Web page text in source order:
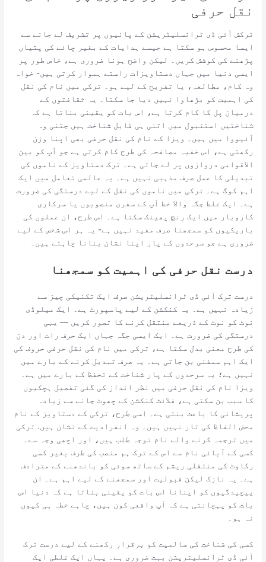
نقل حرفی
ٹرکش آئی ڈی ٹرانسلیٹریشن کے پانیوں پر تشریف لے جانے سے
ایسا محسوس ہو سکتا ہے جیسے ہدایات کے بغیر چائے کی پتیاں
پڑھنے کی کوشش کریں۔ لیکن واضح ہونا ضروری ہے، خاص طور پر
ایسی دنیا میں جہاں دستاویزات راستے ہموار کرتی ہیں- خواہ
وہ کام، مطالعہ، یا تفریح ​​کے لیے ہو۔ ترکی میں نام کی نقل
کی اہمیت کو بڑھاوا نہیں دیا جا سکتا۔ یہ ثقافتوں کے
درمیان پل کا کام کرتا ہے، اس بات کو یقینی بناتا ہے کہ
شناختیں استنبول میں اتنی ہی قابل شناخت ہیں جتنی وہ
آئیووا میں ہیں۔ ویزا کے نام کی نقل حرفی بھی اپنا وزن
رکھتی ہے، اس خفیہ مصافحہ کی طرح کام کرتی ہے جو آپ کو بین
الاقوامی دروازوں پر لے جاتی ہے۔ ترک دستاویز کے ناموں کی
تبدیلی کا عمل صرف مذہبی نہیں ہے۔ یہ عالمی تعامل میں ایک
اہم کوگ ہے۔ ترکی میں ناموں کی نقل کے لیے درستگی کی ضرورت
ہے۔ ایک غلط جگہ والا خط آپ کے سفری منصوبوں یا سرکاری
کاروبار میں ایک رنچ پھینک سکتا ہے۔ اس طرح، ان عملوں کی
باریکیوں کو سمجھنا صرف مفید نہیں ہے- یہ ہر اس شخص کے لیے
ضروری ہے جو سرحدوں کے پار اپنا نشان بنانا چاہتے ہیں۔
درست نقل حرفی کی اہمیت کو سمجھنا
درست ترک آئی ڈی ٹرانسلیٹریشن صرف ایک تکنیکی چیز سے
زیادہ نہیں ہے۔ یہ کنکشن کے لیے پاسپورٹ ہے۔ ایک میلوڈی
نوٹ کو نوٹ کے ذریعے منتقل کرنے کا تصور کریں — یہی
درستگی کی ضرورت ہے۔ ایک ایسی جگہ جہاں ایک حرف رات اور دن
کی طرح معنی بدل سکتا ہے، ترکی میں نام کی نقل حرفی حروف کی
ایک اہم سمفنی بن جاتی ہے۔ یہ صرف تبدیل کرنے کے بارے میں
نہیں ہے؛ یہ سرحدوں کے پار شناخت کے تحفظ کے بارے میں ہے۔
ویزا نام کی نقل حرفی میں نظر انداز کی گئی تفصیل ہچکیوں
کا سبب بن سکتی ہے، فلائٹ کنکشن کے چھوٹ جانے سے زیادہ
پریشانی کا باعث بنتی ہے۔ اسی طرح، ترکی کے دستاویز کے نام
محض الفاظ کی تار نہیں ہیں۔ وہ انفرادیت کے نشان ہیں. ترکی
میں ترجمہ کرنے والے نام توجہ طلب ہیں، اور اچھی وجہ سے۔
کسی کے آبائی نام سے اس کے ترک ہم منصب کی طرف بغیر کسی
رکاوٹ کی منتقلی ریشم کے ساتھ سوئی کو باندھنے کے مترادف
ہے۔ یہ نازک لیکن قبولیت اور سمجھنے کے لیے اہم ہے۔ ان
پیچیدگیوں کو اپنانا اس بات کو یقینی بناتا ہے کہ دنیا اس
بات کو پہچانتی ہے کہ آپ واقعی کون ہیں، چاہے خطہ ہی کیوں
نہ ہو۔
کسی کی شناخت کی سالمیت کو برقرار رکھنے کے لیے درست ترک
آئی ڈی ٹرانسلیٹریشن بہت ضروری ہے۔ یہاں ایک غلطی ایک